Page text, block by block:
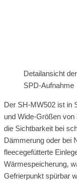
Detailansicht
SPD-Aufnahme
Der SH-MW502 ist in
und Wide-Größen
die Sichtbarkeit bei
Dämmerung oder bei
fleecegefütterte
Wärmespeicherung,
Gefrierpunkt spürbar